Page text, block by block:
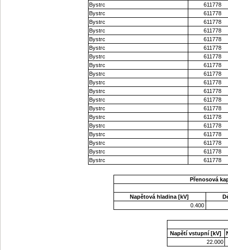
Bystrc
611778
Bystrc
611778
Bystrc
611778
Bystrc
611778
Bystrc
611778
Bystrc
611778
Bystrc
611778
Bystrc
611778
Bystrc
611778
Bystrc
611778
Bystrc
611778
Bystrc
611778
Bystrc
611778
Bystrc
611778
Bystrc
611778
Bystrc
611778
Bystrc
611778
Bystrc
611778
Bystrc
611778
Přenosová
Napětová hladina [kV]
0.400
Napětí vstupní [kV]
22.000